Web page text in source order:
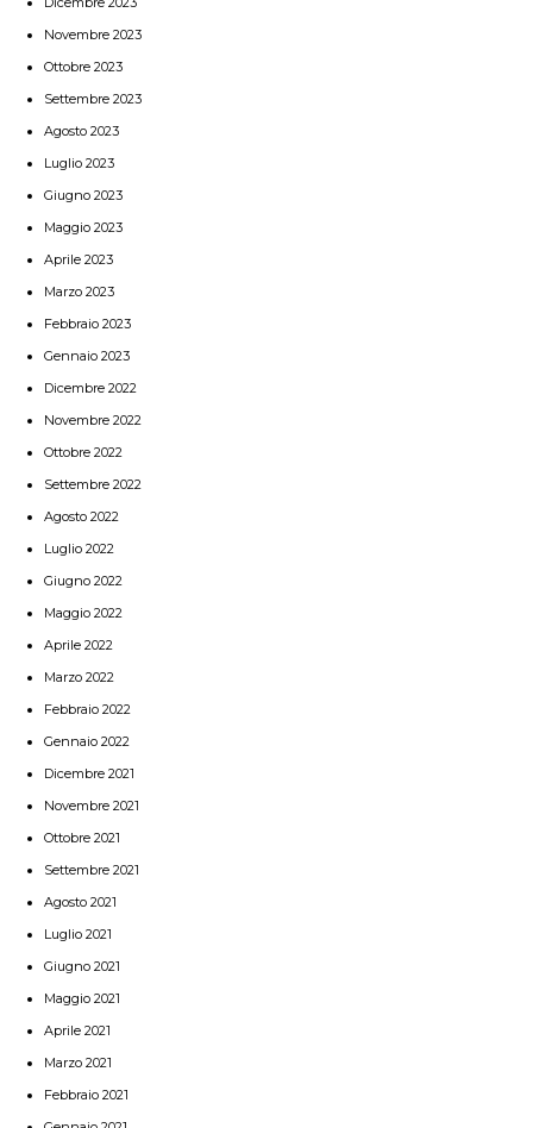
Novembre 2023
Ottobre 2023
Settembre 2023
Agosto 2023
Luglio 2023
Giugno 2023
Maggio 2023
Aprile 2023
Marzo 2023
Febbraio 2023
Gennaio 2023
Dicembre 2022
Novembre 2022
Ottobre 2022
Settembre 2022
Agosto 2022
Luglio 2022
Giugno 2022
Maggio 2022
Aprile 2022
Marzo 2022
Febbraio 2022
Gennaio 2022
Dicembre 2021
Novembre 2021
Ottobre 2021
Settembre 2021
Agosto 2021
Luglio 2021
Giugno 2021
Maggio 2021
Aprile 2021
Marzo 2021
Febbraio 2021